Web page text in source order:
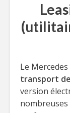
Le
transport
version